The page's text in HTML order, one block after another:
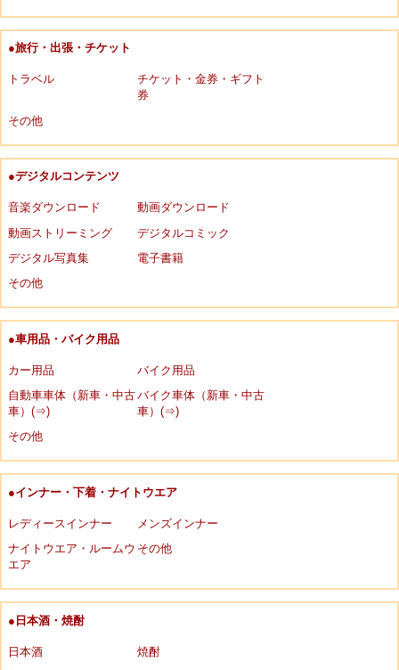
●旅行・出張・チケット
トラベル
チケット・金券・ギフト
券
その他
●デジタルコンテンツ
音楽ダウンロード
動画ダウンロード
動画ストリーミング
デジタルコミック
デジタル写真集
電子書籍
その他
●車用品・バイク用品
カー用品
バイク用品
自動車車体（新車・中古
車）(⇒)
バイク車体（新車・中古
車）(⇒)
その他
●インナー・下着・ナイトウエア
レディースインナー
メンズインナー
ナイトウエア・ルームウ
エア
その他
●日本酒・焼酎
日本酒
焼酎